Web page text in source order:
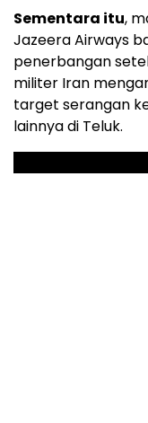
Sementara itu,
Jazeera Airways
penerbangan
militer Iran
target serangan
lainnya di Teluk.